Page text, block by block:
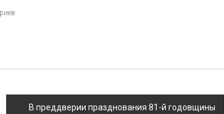
В преддверии празднования 81-й годовщины